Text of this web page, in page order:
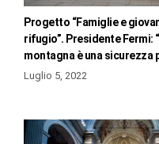
Progetto “Famiglie e
rifugio”. Presidente Fermi:
montagna è una sicurezza
Luglio 5, 2022